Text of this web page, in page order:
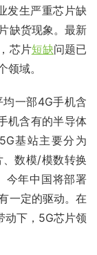
发生严重芯片缺
缺货现象。最新
芯片短缺问题已
域。
一部4G手机含
机含有的半导体
基站主要分为
数模/模数转换
今年中国将部署
一定的驱动。在
动下，5G芯片领